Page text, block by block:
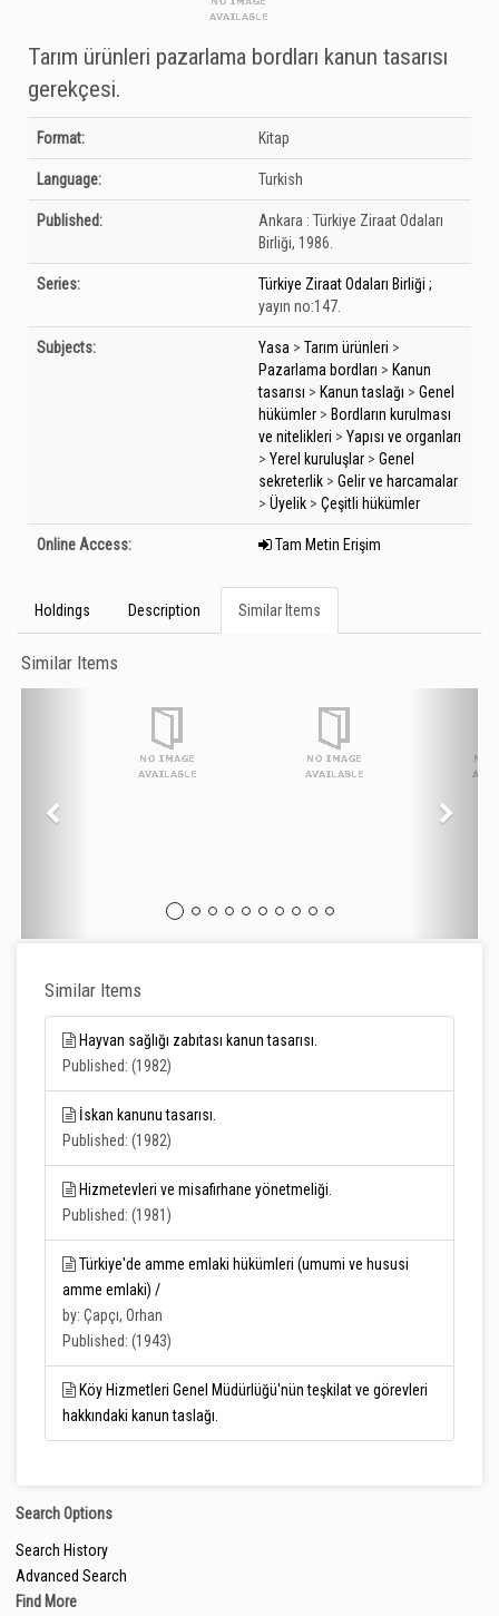
Tarım ürünleri pazarlama bordları kanun tasarısı
gerekçesi.
Bibliographic Details
Format: Kitap
Language: Turkish
Published: Ankara : Türkiye Ziraat Odaları
Birliği, 1986.
Series:
Türkiye Ziraat Odaları Birliği ;
yayın no:147.
Subjects: Yasa > Tarım ürünleri >
Pazarlama bordları > Kanun
tasarısı > Kanun taslağı > Genel
hükümler > Bordların kurulması
ve nitelikleri > Yapısı ve organları
> Yerel kuruluşlar > Genel
sekreterlik > Gelir ve harcamalar
> Üyelik > Çeşitli hükümler
Online Access: Tam Metin Erişim
Holdings Description Similar Items
Similar Items
Similar Items
Hayvan sağlığı zabıtası kanun tasarısı.
Published: (1982)
İskan kanunu tasarısı.
Published: (1982)
Hizmetevleri ve misafirhane yönetmeliği.
Published: (1981)
Türkiye'de amme emlaki hükümleri (umumi ve hususi
amme emlaki) /
by: Çapçı, Orhan
Published: (1943)
Köy Hizmetleri Genel Müdürlüğü'nün teşkilat ve görevleri
hakkındaki kanun taslağı.
Search Options
Search History
Advanced Search
Find More